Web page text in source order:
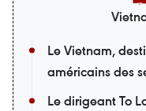
Le Vietnam,
américains des
Le dirigeant To